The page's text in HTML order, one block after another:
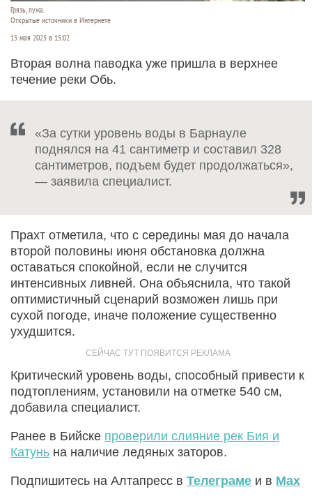
Грязь, лужа.
Открытые источники в Интернете
15 мая 2025 в 15:02
Вторая волна паводка уже пришла в верхнее
течение реки Обь.
«За сутки уровень воды в Барнауле
поднялся на 41 сантиметр и составил 328
сантиметров, подъем будет продолжаться»,
— заявила специалист.
Прахт отметила, что с середины мая до начала
второй половины июня обстановка должна
оставаться спокойной, если не случится
интенсивных ливней. Она объяснила, что такой
оптимистичный сценарий возможен лишь при
сухой погоде, иначе положение существенно
ухудшится.
Критический уровень воды, способный привести к
подтоплениям, установили на отметке 540 см,
добавила специалист.
Ранее в Бийске проверили слияние рек Бия и
Катунь на наличие ледяных заторов.
Подпишитесь на Алтапресс в Телеграме и в Max